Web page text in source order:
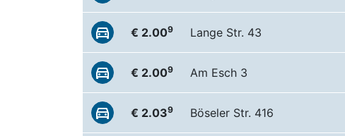
€ 2.009 Lange Str. 43
€ 2.009 Am Esch 3
€ 2.039 Böseler Str. 416